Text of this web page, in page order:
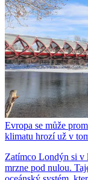
Evropa se může
klimatu hrozí už v
Zatímco Londýn si v
mrzne pod nulou.